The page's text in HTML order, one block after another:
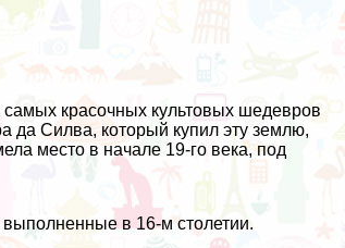
красочных культовых шедевров
да Силва, который купил эту землю,
место в начале 19-го века, под
в 16-м столетии.